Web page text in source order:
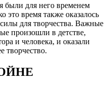
были для него временем
это время также оказалось
для творчества. Важные
произошли в детстве,
и человека, и оказали
творчество.